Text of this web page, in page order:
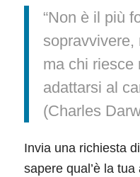
“Non è il più
sopravvivere,
ma chi riesce
adattarsi al
(Charles
Invia una richiesta di
sapere qual’è la